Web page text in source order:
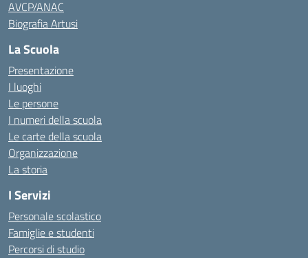
AVCP/ANAC
Biografia Artusi
La Scuola
Presentazione
I luoghi
Le persone
I numeri della scuola
Le carte della scuola
Organizzazione
La storia
I Servizi
Personale scolastico
Famiglie e studenti
Percorsi di studio